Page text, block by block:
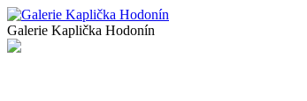
Galerie Kaplička Hodonín